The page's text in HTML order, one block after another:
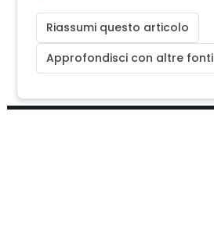
Riassumi questo articolo
Approfondisci con altre fonti